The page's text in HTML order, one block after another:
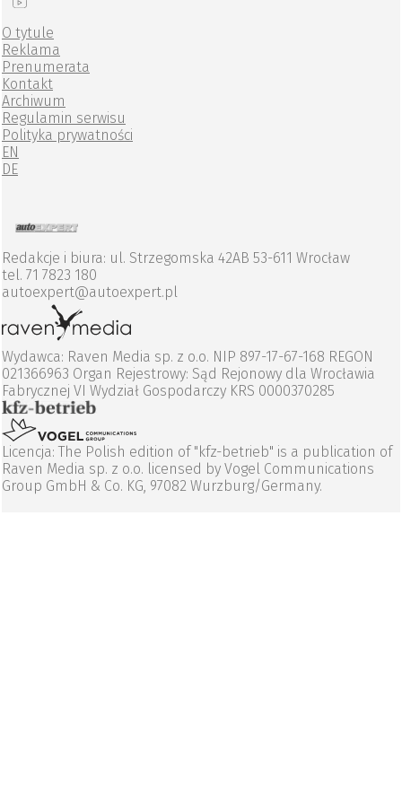
O tytule
Reklama
Prenumerata
Kontakt
Archiwum
Regulamin serwisu
Polityka prywatności
EN
DE
Redakcje i biura: ul. Strzegomska 42AB 53-611 Wrocław
tel. 71 7823 180
autoexpert@autoexpert.pl
Wydawca: Raven Media sp. z o.o. NIP 897-17-67-168 REGON
021366963 Organ Rejestrowy: Sąd Rejonowy dla Wrocławia
Fabrycznej VI Wydział Gospodarczy KRS 0000370285
Licencja: The Polish edition of "kfz-betrieb" is a publication of
Raven Media sp. z o.o. licensed by Vogel Communications
Group GmbH & Co. KG, 97082 Wurzburg/Germany.